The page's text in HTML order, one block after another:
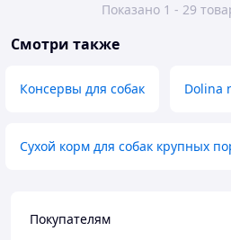
Показано 1 - 29
Смотри также
Консервы для собак Dolina
Сухой корм для собак крупных
Покупателям